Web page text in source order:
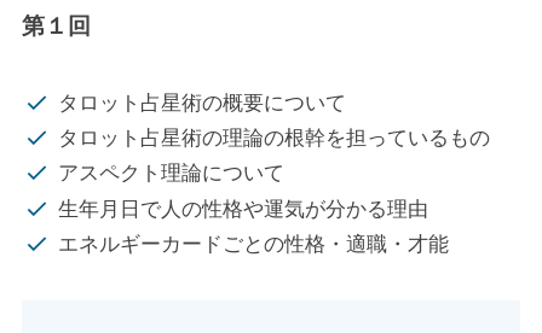
第１回
タロット占星術の概要について
タロット占星術の理論の根幹を担っているもの
アスペクト理論について
生年月日で人の性格や運気が分かる理由
エネルギーカードごとの性格・適職・才能